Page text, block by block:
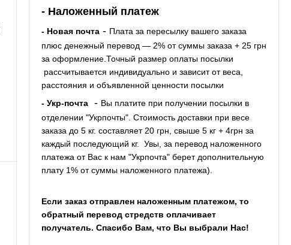
- Наложенный платеж
- Новая почта- Плата за пересылку вашего заказа
плюс денежный перевод — 2% от суммы заказа + 25 грн
за оформление.Точный размер оплаты посылки
рассчитывается индивидуально и зависит от веса,
расстояния и объявленной ценности посылки
- Укр-почта- Вы платите при получении посылки в
отделении "Укрпочты". Стоимость доставки при весе
заказа до 5 кг. составляет 20 грн, свыше 5 кг + 4грн за
каждый последующий кг. Увы, за перевод наложенного
платежа от Вас к нам "Укрпочта" берет дополнительную
плату 1% от суммы наложенного платежа).
Если заказ отправлен наложенным платежом, то
обратный перевод стредств оплачивает
получатель. Спасибо Вам, что Вы выбрали Нас!